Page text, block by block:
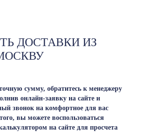
ДОСТАВКИ ИЗ
сумму, обратитесь к менеджеру
онлайн-заявку на сайте и
звонок на комфортное для вас
вы можете воспользоваться
на сайте для просчета